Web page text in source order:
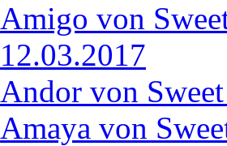
Amigo von
12.03.2017
Andor von
Amaya von